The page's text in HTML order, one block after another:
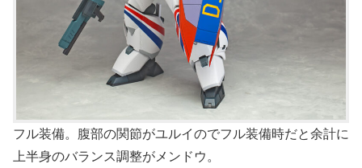
フル装備。腹部の関節がユルイのでフル装備時だと余計に
上半身のバランス調整がメンドウ。